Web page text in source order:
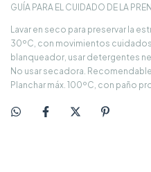
GUÍA PARA EL CUIDADO DE LA
Lavar en seco para preservar la
30ºC, con movimientos cuidados
blanqueador, usar detergentes
No usar secadora.
Planchar máx. 100ºC, con paño